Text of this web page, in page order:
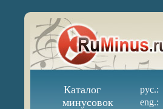
Каталог
минусовок
рус.:
eng.: